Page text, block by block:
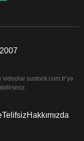
videolar sustock.com.tr’ye
TelifsizHakkımızda